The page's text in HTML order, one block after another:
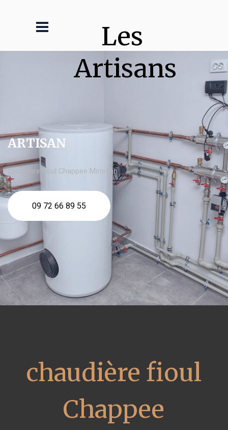
Les
Artisans
ARTISAN
chaudière fioul Chappee Mimizan
09 72 66 89 55
chaudière fioul
Chappee